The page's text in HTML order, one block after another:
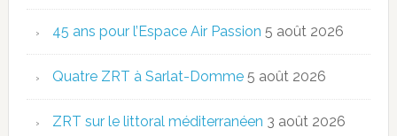
45 ans pour l’Espace Air Passion 5 août 2026
Quatre ZRT à Sarlat-Domme 5 août 2026
ZRT sur le littoral méditerranéen 3 août 2026